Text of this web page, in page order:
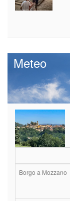
Meteo
Borgo a Mozzano